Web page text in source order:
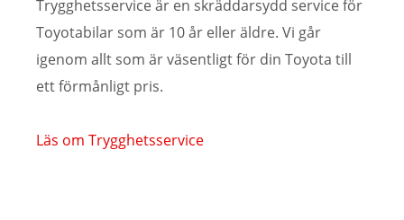
Trygghetsservice är en skräddarsydd service för
Toyotabilar som är 10 år eller äldre. Vi går
igenom allt som är väsentligt för din Toyota till
ett förmånligt pris.
Läs om Trygghetsservice